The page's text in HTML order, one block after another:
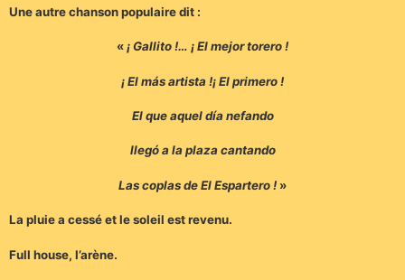
Une autre chanson populaire dit :
«¡ Gallito !… ¡ El mejor torero !
¡ El más artista !¡ El primero !
El que aquel día nefando
llegó a la plaza cantando
Las coplas de El Espartero ! »
La pluie a cessé et le soleil est revenu.
Full house, l’arène.